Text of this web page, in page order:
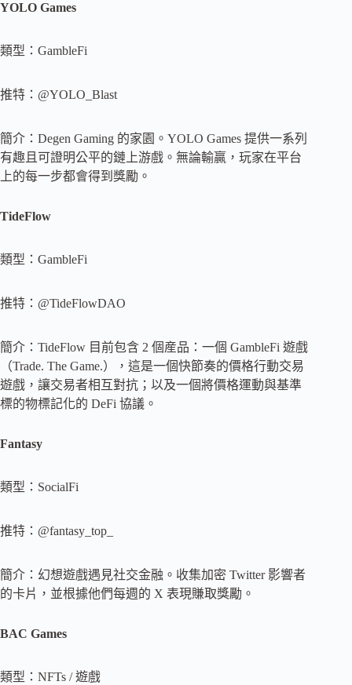
YOLO Games
類型：GambleFi
推特：@YOLO_Blast
簡介：Degen Gaming 的家園。YOLO Games 提供一系列
有趣且可證明公平的鏈上游戲。無論輸贏，玩家在平台
上的每一步都會得到獎勵。
TideFlow
類型：GambleFi
推特：@TideFlowDAO
簡介：TideFlow 目前包含 2 個産品：一個 GambleFi 遊戲
（Trade. The Game.），這是一個快節奏的價格行動交易
遊戲，讓交易者相互對抗；以及一個將價格運動與基準
標的物標記化的 DeFi 協議。
Fantasy
類型：SocialFi
推特：@fantasy_top_
簡介：幻想遊戲遇見社交金融。收集加密 Twitter 影響者
的卡片，並根據他們每週的 X 表現賺取獎勵。
BAC Games
類型：NFTs / 遊戲